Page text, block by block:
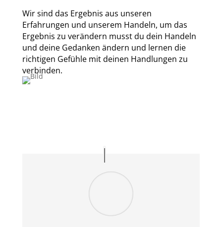
Wir sind das Ergebnis aus unseren
Erfahrungen und unserem Handeln, um das
Ergebnis zu verändern musst du dein Handeln
und deine Gedanken ändern und lernen die
richtigen Gefühle mit deinen Handlungen zu
verbinden.